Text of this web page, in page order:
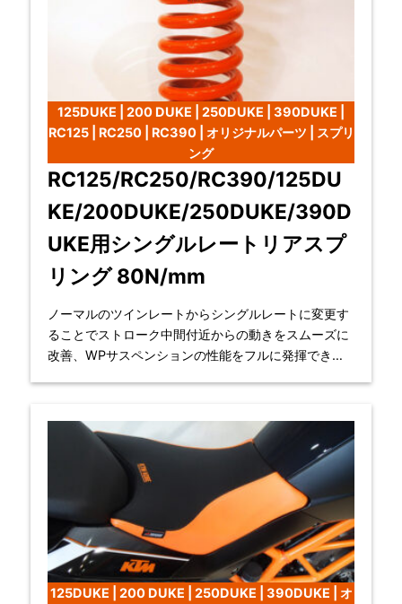
125DUKE | 200 DUKE | 250DUKE | 390DUKE |
RC125 | RC250 | RC390 | オリジナルパーツ | スプリ
ング
RC125/RC250/RC390/125DU
KE/200DUKE/250DUKE/390D
UKE用シングルレートリアスプ
リング 80N/mm
ノーマルのツインレートからシングルレートに変更す
ることでストローク中間付近からの動きをスムーズに
改善、WPサスペンションの性能をフルに発揮できま
125DUKE | 200 DUKE | 250DUKE | 390DUKE | オ